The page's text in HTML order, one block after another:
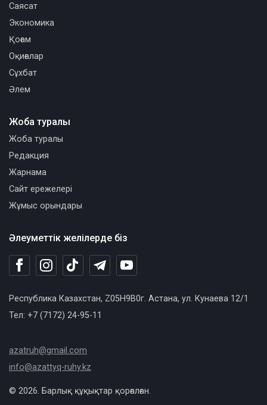
Әлеуметтік желілерде біз
Республика Казахстан, Z05H9B0г. Астана, ул. Кунаева 12/1
Тел: +7 (7172) 24-95-11
azatruh@gmail.com
info@azattyq-ruhy.kz
Саясат
Экономика
Қоғам
Оқиғалар
Сұхбат
Әлем
Жоба туралы
Жоба туралы
Редакция
Жарнама
Сайт ережелері
Жұмыс орындары
© 2026. Барлық құқықтар қорғалған.